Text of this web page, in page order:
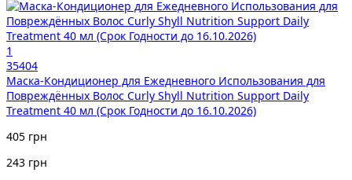
1
35404
Маска-Кондиционер для Ежедневного Использования для
Повреждённых Волос Curly Shyll Nutrition Support Daily
Treatment 40 мл (Срок Годности до 16.10.2026)
405 грн
243 грн